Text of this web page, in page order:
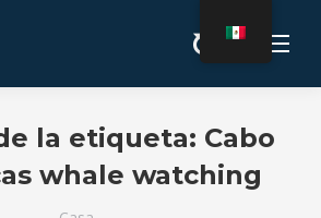
la etiqueta: Cabo
whale watching